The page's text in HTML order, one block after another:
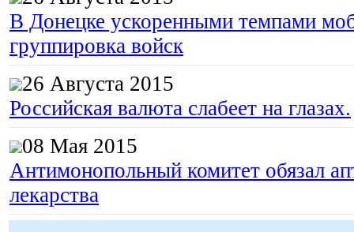
В Донецке ускоренными темпами
группировка войск
26 Августа 2015
Российская валюта слабеет на глазах.
08 Мая 2015
Антимонопольный комитет обязал
лекарства